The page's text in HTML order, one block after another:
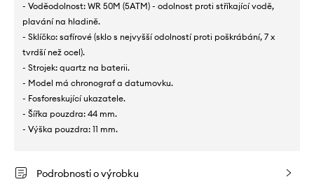
- Voděodolnost: WR 50M (5ATM) - odolnost proti stříkající vodě,
plavání na hladině.
- Sklíčko: safírové (sklo s nejvyšší odolností proti poškrábání, 7 x
tvrdší než ocel).
- Strojek: quartz na baterii.
- Model má chronograf a datumovku.
- Fosforeskující ukazatele.
- Šířka pouzdra: 44 mm.
- Výška pouzdra: 11 mm.
Podrobnosti o výrobku